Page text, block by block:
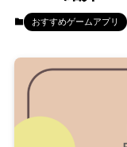
おすすめゲームアプリ